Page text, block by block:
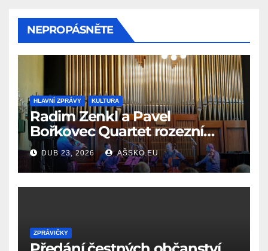
NEPROPÁSNĚTE
HLAVNÍ ZPRÁVY KULTURA
Radim Zenkl a Pavel
Bořkovec Quartet rozezní
Ašské jaro netradičním
spojením žánrů
DUB 23, 2026 AŠSKO.EU
ZPRÁVIČKY